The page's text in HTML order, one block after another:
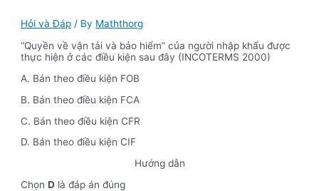
Hỏi và Đáp / By Maththorg
“Quyền về vận tải và bảo hiểm” của người nhập khẩu được
thực hiện ở các điều kiện sau đây (INCOTERMS 2000)
A. Bán theo điều kiện FOB
B. Bán theo điều kiện FCA
C. Bán theo điều kiện CFR
D. Bán theo điều kiện CIF
Hướng dẫn
ChọnD là đáp án đúng